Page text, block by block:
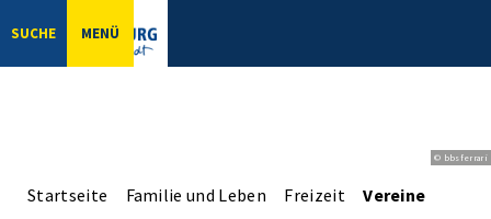
SUCHE MENÜ
© bbsferrari
Startseite Familie und Leben Freizeit Vereine